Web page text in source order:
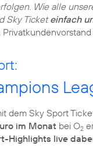
Wie alle
Sky Ticketeinfach
,
dem Sky Sport
im Monat bei O2
Highlights live